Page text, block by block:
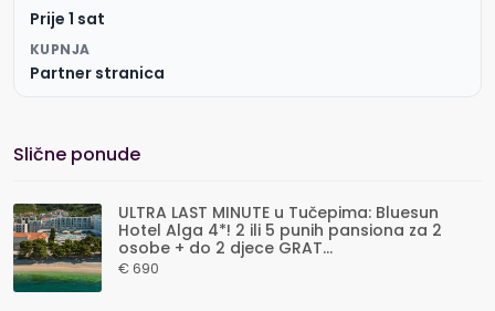
Prije 1 sat
KUPNJA
Partner stranica
Slične ponude
ULTRA LAST MINUTE u Tučepima: Bluesun
Hotel Alga 4*! 2 ili 5 punih pansiona za 2
osobe + do 2 djece GRAT...
€ 690